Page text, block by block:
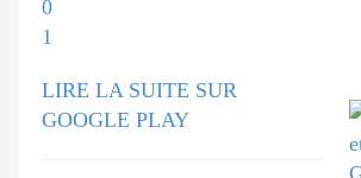
LIRE LA SUITE SUR
GOOGLE PLAY